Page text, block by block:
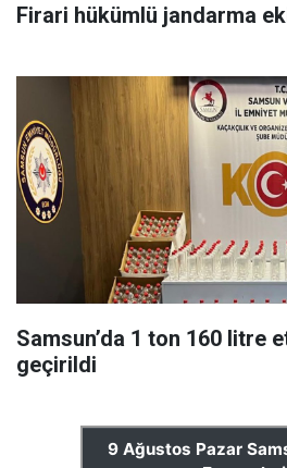
Firari hükümlü jandarma
Samsun’da 1 ton 160 litre
geçirildi